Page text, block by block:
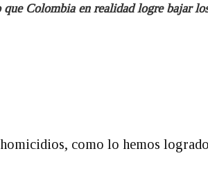
Colombia en realidad logre bajar
como lo hemos